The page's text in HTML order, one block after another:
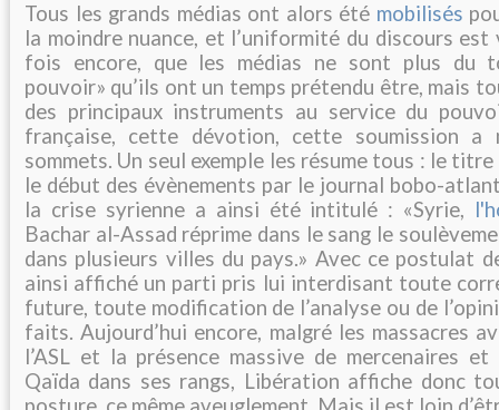
Tous les grands médias ont alors été mobilisés
la moindre nuance, et l’uniformité du discours est
fois encore, que les médias ne sont plus du
pouvoir» qu’ils ont un temps prétendu être, mais
des principaux instruments au service du
française, cette dévotion, cette soumission a
sommets. Un seul exemple les résume tous : le
le début des évènements par le journal bobo-
la crise syrienne a ainsi été intitulé : «Syrie,
Bachar al-Assad réprime dans le sang le
dans plusieurs villes du pays.» Avec ce postulat
ainsi affiché un parti pris lui interdisant toute
future, toute modification de l’analyse ou de
faits. Aujourd’hui encore, malgré les massacres
l’ASL et la présence massive de mercenaires et
Qaïda dans ses rangs, Libération affiche donc